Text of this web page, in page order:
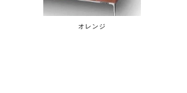
オレンジ